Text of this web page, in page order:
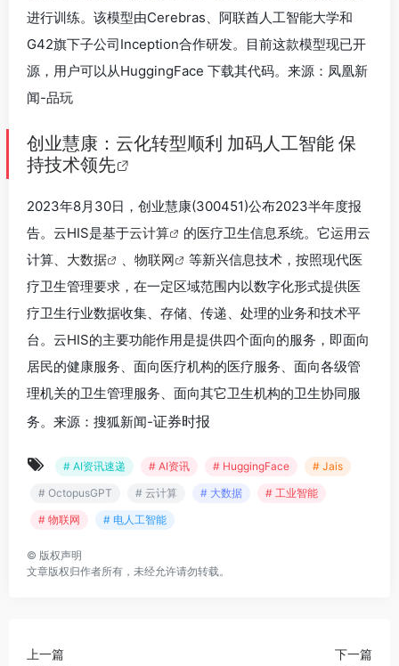
进行训练。该模型由Cerebras、阿联酋人工智能大学和
G42旗下子公司Inception合作研发。目前这款模型现已开
源，用户可以从HuggingFace 下载其代码。来源：凤凰新
闻-品玩
创业慧康：云化转型顺利 加码人工智能 保
持技术领先
2023年8月30日，创业慧康(300451)公布2023半年度报
告。云HIS是基于云计算
的医疗卫生信息系统。它运用云
计算、 大数据 、 物联网
等新兴信息技术，按照现代医
疗卫生管理要求，在一定区域范围内以数字化形式提供医
疗卫生行业数据收集、存储、传递、处理的业务和技术平
台。云HIS的主要功能作用是提供四个面向的服务，即面向
居民的健康服务、面向医疗机构的医疗服务、面向各级管
理机关的卫生管理服务、面向其它卫生机构的卫生协同服
务。来源：搜狐新闻-证券时报
# AI资讯速递 # AI资讯 # HuggingFace
# Jais
# OctopusGPT
# 云计算 # 大数据
# 工业智能
# 物联网
# 电人工智能
© 版权声明
文章版权归作者所有，未经允许请勿转载。
上一篇 下一篇